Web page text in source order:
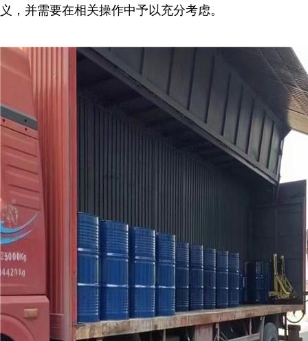
义，并需要在相关操作中予以充分考虑。